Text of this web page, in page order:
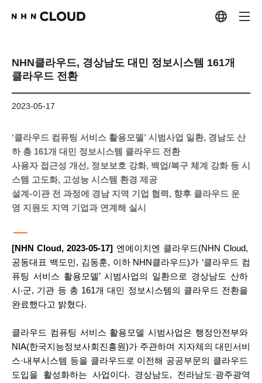
NHN클라우드, 경상남도 대민 정보시스템 161개
클라우드 전환
2023-05-17
‘클라우드 컴퓨팅 서비스 활용모델’ 시범사업 일환, 경남도 산
하 총 161개 대민 정보시스템 클라우드 전환
사용자 접근성 개선, 정보보호 강화, 백업/복구 체계 강화 등 시
스템 고도화, 고성능 시스템 환경 제공
설계-이관 전 과정에 경남 지역 기업 협력, 향후 클라우드 운
영 지원도 지역 기업과 연계해 실시
ㅡ
[NHN Cloud, 2023-05-17] 엔에이치엔 클라우드(NHN Cloud,
공동대표 백도민, 김동훈, 이하 NHN클라우드)가 ‘클라우드 컴
퓨팅 서비스 활용모델’ 시범사업의 일환으로 경상남도 산하
시‧군, 기관 등 총 161개 대민 정보시스템의 클라우드 전환을
완료했다고 밝혔다.
클라우드 컴퓨팅 서비스 활용모델 시범사업은 행정안전부와
NIA(한국지능정보사회진흥원)가 주관하며 지자체의 대민서비
스·내부시스템 등을 클라우드로 이전해 공공부문의 클라우드
도입을 활성화하는 사업이다. 경상남도, 전라남도·광주광역